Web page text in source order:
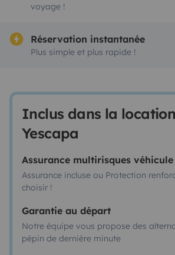
voyage !
Réservation instantanée
Plus simple et plus rapide !
Inclus dans la
Yescapa
Assurance multirisques
Assurance incluse ou Protection
choisir !
Garantie au départ
Notre équipe vous propose des
pépin de dernière minute